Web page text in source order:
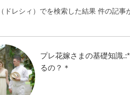
ドレシィ）でを検索した結果 件の記事
プレ花嫁さまの基礎知識
るの？＊